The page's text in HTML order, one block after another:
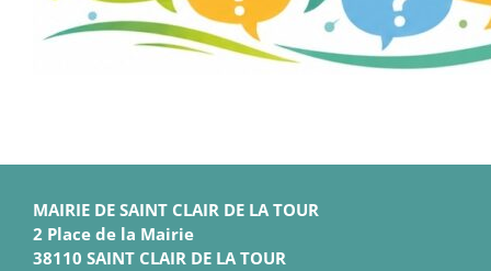
MAIRIE DE SAINT CLAIR DE LA TOUR
2 Place de la Mairie
38110 SAINT CLAIR DE LA TOUR